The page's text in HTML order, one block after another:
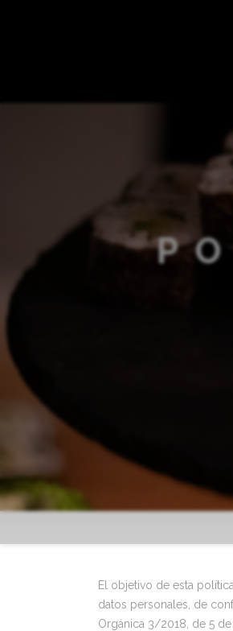
El objetivo de esta
datos personales, de
Orgánica 3/2018, de 5